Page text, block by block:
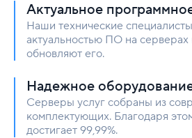
Актуальное
Наши технические
актуальностью ПО на серверах
обновляют его.
Надежное
Серверы услуг собраны из
комплектующих. Благодаря
достигает 99,99%.